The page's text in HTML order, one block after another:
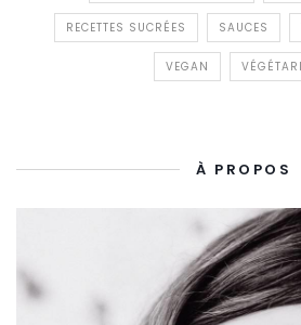
RECETTES SUCRÉES SAUCES
VEGAN
À PROPOS